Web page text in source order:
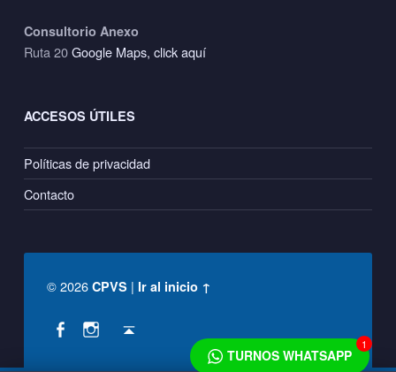
Consultorio Anexo
Ruta 20Google Maps, click aquí
ACCESOS ÚTILES
Políticas de privacidad
Contacto
© 2026 CPVS| Ir al inicio ↑
Social Menu
TURNOS WHATSAPP
1